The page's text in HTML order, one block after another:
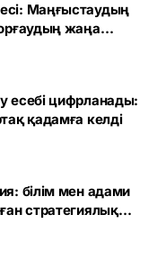
Маңғыстаудың
жаңа
есебі цифрланады:
қадамға келді
білім мен адами
стратегиялық